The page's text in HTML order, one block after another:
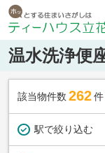
温水洗浄便
該当物件数 262件
駅で絞り込む